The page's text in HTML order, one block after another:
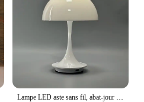
Lampe LED aste sans fil, abat-jour en métal à gradation H 23 cm, développements USB